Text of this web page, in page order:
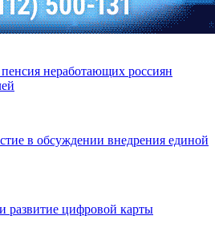
неработающих россиян
в обсуждении внедрения единой
развитие цифровой карты